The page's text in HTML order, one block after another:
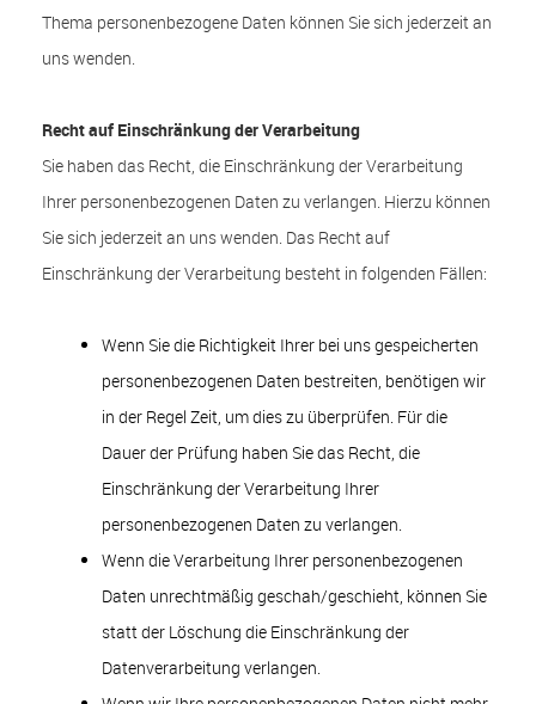
Thema personenbezogene Daten können Sie sich jederzeit an
uns wenden.
Recht auf Einschränkung der Verarbeitung
Sie haben das Recht, die Einschränkung der Verarbeitung
Ihrer personenbezogenen Daten zu verlangen. Hierzu können
Sie sich jederzeit an uns wenden. Das Recht auf
Einschränkung der Verarbeitung besteht in folgenden Fällen:
Wenn Sie die Richtigkeit Ihrer bei uns gespeicherten
personenbezogenen Daten bestreiten, benötigen wir
in der Regel Zeit, um dies zu überprüfen. Für die
Dauer der Prüfung haben Sie das Recht, die
Einschränkung der Verarbeitung Ihrer
personenbezogenen Daten zu verlangen.
Wenn die Verarbeitung Ihrer personenbezogenen
Daten unrechtmäßig geschah/geschieht, können Sie
statt der Löschung die Einschränkung der
Datenverarbeitung verlangen.